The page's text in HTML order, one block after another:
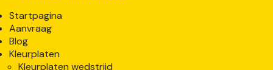
Startpagina
Aanvraag
Blog
Kleurplaten
Kleurplaten wedstrijd